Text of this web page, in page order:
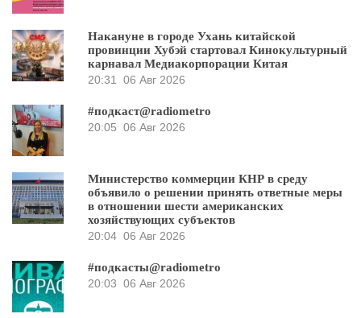
Накануне в городе Ухань китайской
провинции Хубэй стартовал Кинокультурный
карнавал Медиакорпорации Китая
20:31 06 Авг 2026
#подкаст@radiometro
20:05 06 Авг 2026
Министерство коммерции КНР в среду
объявило о решении принять ответные меры
в отношении шести американских
хозяйствующих субъектов
20:04 06 Авг 2026
#подкасты@radiometro
20:03 06 Авг 2026